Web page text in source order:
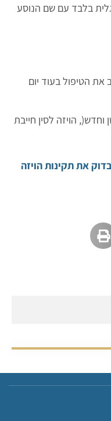
בלבד עם שם הנוסע
את הטיפול בעוד יום
2 דרכונים )ישן וחדש(, הויזה לסין חייבת
את תקינות הויזה